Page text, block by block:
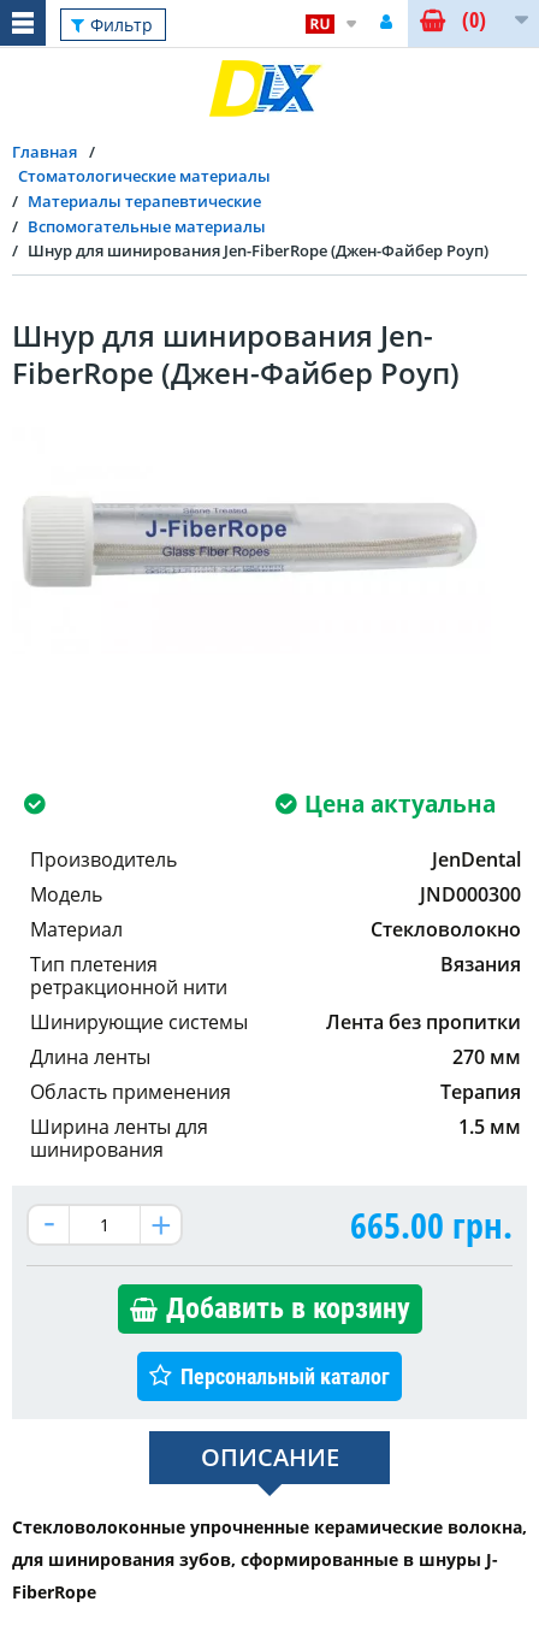
Фильтр (0)
Главная
Стоматологические материалы
Материалы терапевтические
Вспомогательные материалы
Шнур для шинирования Jen-FiberRope (Джен-Файбер Роуп)
Шнур для шинирования Jen-
FiberRope (Джен-Файбер Роуп)
Цена актуальна
Производитель
JenDental
Модель
JND000300
Материал
Стекловолокно
Тип плетения
ретракционной нити
Вязания
Шинирующие системы
Лента без пропитки
Длина ленты
270 мм
Область применения
Терапия
Ширина ленты для
шинирования
1.5 мм
665.00 грн.
Добавить в корзину
Персональный каталог
ОПИСАНИЕ
Стекловолоконные упрочненные керамические волокна,
для шинирования зубов, сформированные в шнуры J-
FiberRope